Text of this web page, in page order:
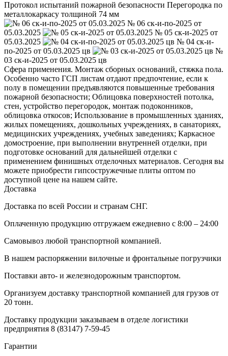
Протокол испытаний пожарной безопасности Перегородка по
металлокаркасу толщиной 74 мм
№ 06 ск-и-по-2025 от
05.03.2025
№ 05 ск-и-2025 от
05.03.2025
№ 04 ск-и-
по-2025 от 05.03.2025 цв
№
03 ск-и-2025 от 05.03.2025 цв
Сфера применения. Монтаж сборных оснований, стяжка пола.
Особенно часто ГСП листам отдают предпочтение, если к
полу в помещении предъявляются повышенные требования
пожарной безопасности; Облицовка поверхностей потолка,
стен, устройство перегородок, монтаж подоконников,
облицовка откосов; Использование в промышленных зданиях,
жилых помещениях, дошкольных учреждениях, в санаториях,
медицинских учреждениях, учебных заведениях; Каркасное
домостроение, при выполнении внутренней отделки, при
подготовке оснований для дальнейшей отделки с
применением финишных отделочных материалов. Сегодня вы
можете приобрести гипсостружечные плиты оптом по
доступной цене на нашем сайте.
Доставка
Доставка по всей России и странам СНГ.
Оплаченную продукцию отгружаем ежедневно с 8:00 – 24:00
Самовывоз любой транспортной компанией.
В нашем распоряжении вилочные и фронтальные погрузчики
Поставки авто- и железнодорожным транспортом.
Организуем доставку транспортной компанией для грузов от
20 тонн.
Доставку продукции заказываем в отделе логистики
предприятия 8 (83147) 7-59-45
Гарантии